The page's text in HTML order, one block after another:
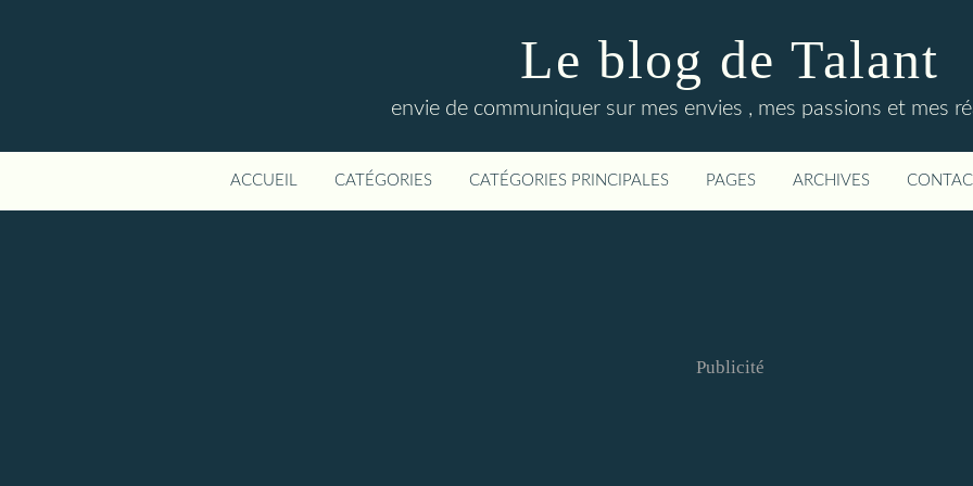
Le blog de Talant
envie de communiquer sur mes envies , mes passions et mes
ACCUEIL CATÉGORIES CATÉGORIES PRINCIPALES PAGES ARCHIVES
Publicité